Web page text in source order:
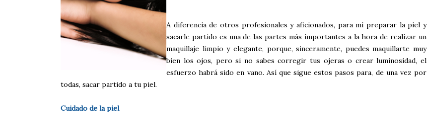
A diferencia de otros profesionales y aficionados, para mí preparar la piel y
sacarle partido es una de las partes más importantes a la hora de realizar un
maquillaje limpio y elegante, porque, sinceramente, puedes maquillarte muy
bien los ojos, pero si no sabes corregir tus ojeras o crear luminosidad, el
esfuerzo habrá sido en vano. Así que sigue estos pasos para, de una vez por
todas, sacar partido a tu piel.
Cuidado de la piel